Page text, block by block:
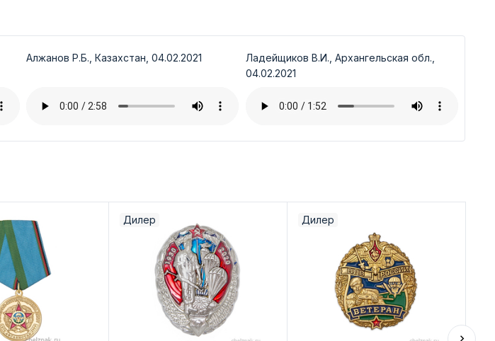
Алжанов Р.Б., Казахстан, 04.02.2021
Ладейщиков В.И., Архангельская обл.,
04.02.2021
Дилер Дилер